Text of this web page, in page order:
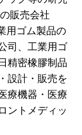
販売会社
用ゴム製品の
司、工業用ゴ
精密橡膠制品
設計・販売を
療機器・医療
ントメディッ